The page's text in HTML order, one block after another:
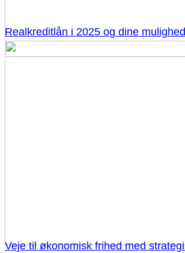
Realkreditlån i 2025 og dine
Veje til økonomisk frihed med